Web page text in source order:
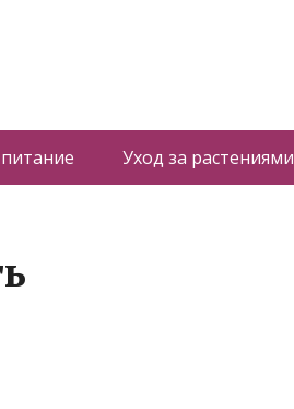
Уход за растениями